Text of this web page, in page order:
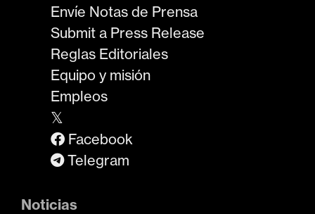
Envíe Notas de Prensa
Submit a Press Release
Reglas Editoriales
Equipo y misión
Empleos
𝕏
Facebook
Telegram
Noticias